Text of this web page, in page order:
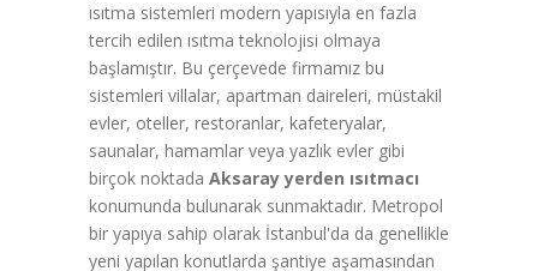
ısıtma sistemleri modern yapısıyla en fazla
tercih edilen ısıtma teknolojisi olmaya
başlamıştır. Bu çerçevede firmamız bu
sistemleri villalar, apartman daireleri, müstakil
evler, oteller, restoranlar, kafeteryalar,
saunalar, hamamlar veya yazlık evler gibi
birçok noktada Aksaray yerden ısıtmacı
konumunda bulunarak sunmaktadır. Metropol
bir yapıya sahip olarak İstanbul'da da genellikle
yeni yapılan konutlarda şantiye aşamasından